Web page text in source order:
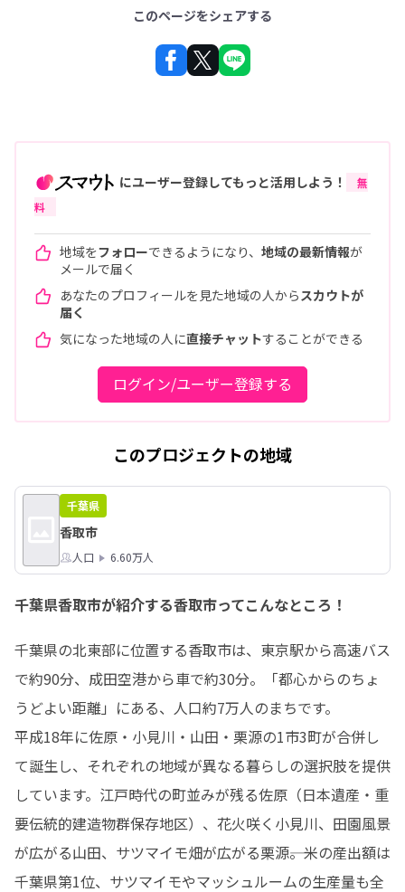
このページをシェアする
にユーザー登録してもっと活用しよう！
無
料
地域をフォローできるようになり、 地域の最新情報が
メールで届く
あなたのプロフィールを見た地域の人から スカウトが
届く
気になった地域の人に直接チャットすることができる
ログイン/ユーザー登録する
このプロジェクトの地域
千葉県
香取市
人口 6.60万人
千葉県香取市が紹介する香取市ってこんなところ！
千葉県の北東部に位置する香取市は、東京駅から高速バス
で約90分、成田空港から車で約30分。「都心からのちょ
うどよい距離」にある、人口約7万人のまちです。
平成18年に佐原・小見川・山田・栗源の1市3町が合併し
て誕生し、それぞれの地域が異なる暮らしの選択肢を提供
しています。江戸時代の町並みが残る佐原（日本遺産・重
要伝統的建造物群保存地区）、花火咲く小見川、田園風景
が広がる山田、サツマイモ畑が広がる栗源――。米の産出額は
千葉県第1位、サツマイモやマッシュルームの生産量も全